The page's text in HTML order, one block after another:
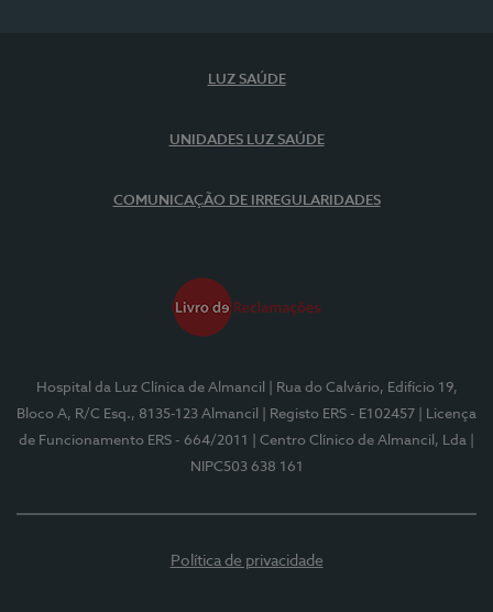
LUZ SAÚDE
UNIDADES LUZ SAÚDE
COMUNICAÇÃO DE IRREGULARIDADES
Hospital da Luz Clínica de Almancil
| Rua do Calvário, Edifício 19,
Bloco A, R/C Esq., 8135-123 Almancil
| Registo ERS - E102457
| Licença
de Funcionamento ERS - 664/2011
| Centro Clínico de Almancil, Lda
NIPC503 638 161
Política de privacidade